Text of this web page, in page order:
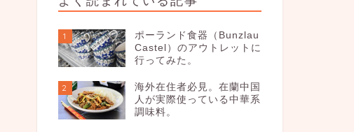
1
ポーランド食器（Bunzlau
Castel）のアウトレットに
行ってみた。
2
海外在住者必見。在蘭中国
人が実際使っている中華系
調味料。